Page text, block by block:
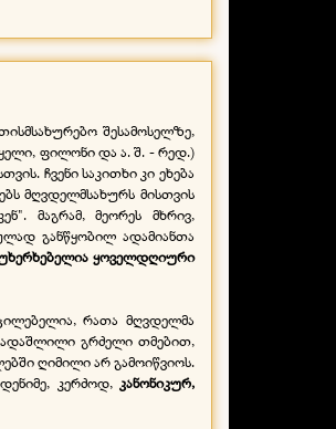
შესამოსელზე,
ფილონი და ა. შ. -რედ.)
ჩვენი საკითხი კი ეხება
მღვდელმსახურს მისთვის
მაგრამ, მეორეს მხრივ,
განწყობილ ადამიანთა
ყოველდღიური
რათა მღვდელმა
გრძელი თმებით,
ღიმილი არ გამოიწვიოს.
კერძოდ, კანონიკურ,